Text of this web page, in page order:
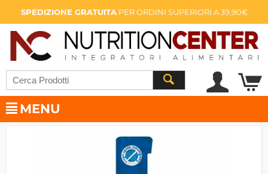
SPEDIZIONE GRATUITAPER ORDINI SUPERIORI A 39,90€
MENU